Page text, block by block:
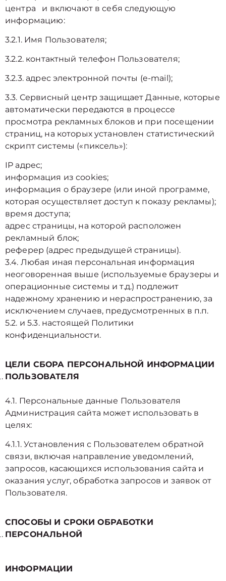
центра и включают в себя следующую
информацию:
3.2.1. Имя Пользователя;
3.2.2. контактный телефон Пользователя;
3.2.3. адрес электронной почты (e-mail);
3.3. Сервисный центр защищает Данные, которые
автоматически передаются в процессе
просмотра рекламных блоков и при посещении
страниц, на которых установлен статистический
скрипт системы («пиксель»):
IP адрес;
информация из cookies;
информация о браузере (или иной программе,
которая осуществляет доступ к показу рекламы);
время доступа;
адрес страницы, на которой расположен
рекламный блок;
реферер (адрес предыдущей страницы).
3.4. Любая иная персональная информация
неоговоренная выше (используемые браузеры и
операционные системы и т.д.) подлежит
надежному хранению и нераспространению, за
исключением случаев, предусмотренных в п.п.
5.2. и 5.3. настоящей Политики
конфиденциальности.
ЦЕЛИ СБОРА ПЕРСОНАЛЬНОЙ ИНФОРМАЦИИ
ПОЛЬЗОВАТЕЛЯ
4.1. Персональные данные Пользователя
Администрация сайта может использовать в
целях:
4.1.1. Установления с Пользователем обратной
связи, включая направление уведомлений,
запросов, касающихся использования сайта и
оказания услуг, обработка запросов и заявок от
Пользователя.
СПОСОБЫ И СРОКИ ОБРАБОТКИ
ПЕРСОНАЛЬНОЙ
ИНФОРМАЦИИ